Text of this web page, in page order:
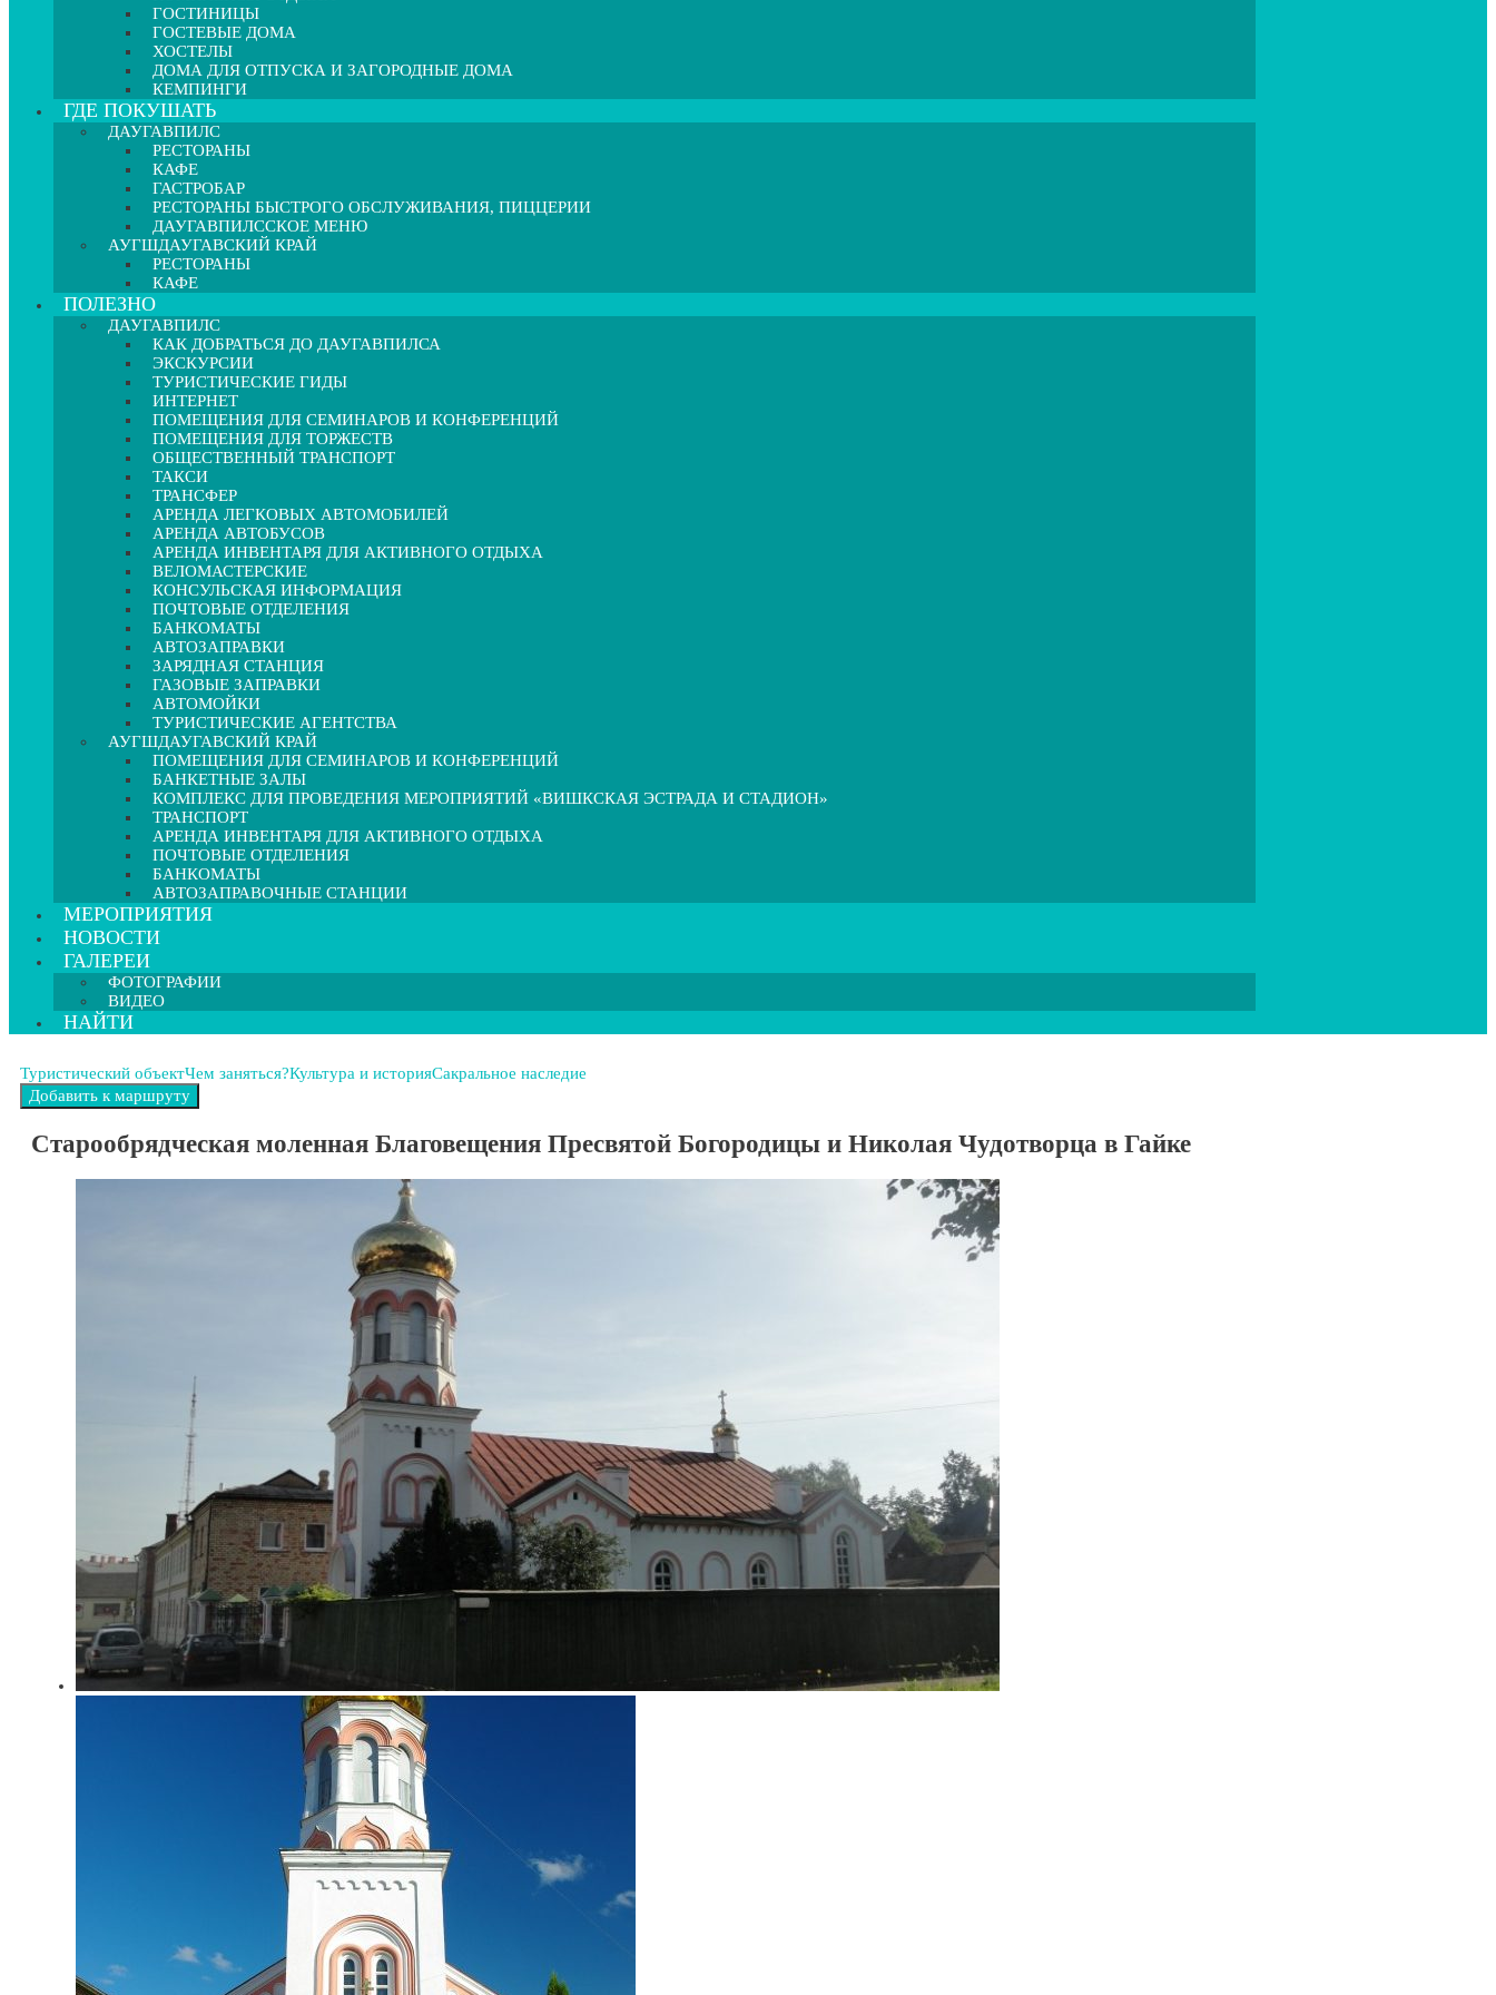
ГОСТИНИЦЫ
ГОСТЕВЫЕ ДОМА
ХОСТЕЛЫ
ДОМА ДЛЯ ОТПУСКА И ЗАГОРОДНЫЕ ДОМА
КЕМПИНГИ
ГДЕ ПОКУШАТЬ
ДАУГАВПИЛС
РЕСТОРАНЫ
КАФЕ
ГАСТРОБАР
РЕСТОРАНЫ БЫСТРОГО ОБСЛУЖИВАНИЯ, ПИЦЦЕРИИ
ДАУГАВПИЛССКОЕ МЕНЮ
АУГШДАУГАВСКИЙ КРАЙ
РЕСТОРАНЫ
КАФЕ
ПОЛЕЗНО
ДАУГАВПИЛС
КАК ДОБРАТЬСЯ ДО ДАУГАВПИЛСА
ЭКСКУРСИИ
ТУРИСТИЧЕСКИЕ ГИДЫ
ИНТЕРНЕТ
ПОМЕЩЕНИЯ ДЛЯ СЕМИНАРОВ И КОНФЕРЕНЦИЙ
ПОМЕЩЕНИЯ ДЛЯ ТОРЖЕСТВ
ОБЩЕСТВЕННЫЙ ТРАНСПОРТ
ТАКСИ
ТРАНСФЕР
АРЕНДА ЛЕГКОВЫХ АВТОМОБИЛЕЙ
АРЕНДА АВТОБУСОВ
АРЕНДА ИНВЕНТАРЯ ДЛЯ АКТИВНОГО ОТДЫХА
ВЕЛОМАСТЕРСКИЕ
КОНСУЛЬСКАЯ ИНФОРМАЦИЯ
ПОЧТОВЫЕ ОТДЕЛЕНИЯ
БАНКОМАТЫ
АВТОЗАПРАВКИ
ЗАРЯДНАЯ СТАНЦИЯ
ГАЗОВЫЕ ЗАПРАВКИ
АВТОМОЙКИ
ТУРИСТИЧЕСКИЕ АГЕНТСТВА
АУГШДАУГАВСКИЙ КРАЙ
ПОМЕЩЕНИЯ ДЛЯ СЕМИНАРОВ И КОНФЕРЕНЦИЙ
БАНКЕТНЫЕ ЗАЛЫ
КОМПЛЕКС ДЛЯ ПРОВЕДЕНИЯ МЕРОПРИЯТИЙ «ВИШКСКАЯ ЭСТРАДА И СТАДИОН»
ТРАНСПОРТ
АРЕНДА ИНВЕНТАРЯ ДЛЯ АКТИВНОГО ОТДЫХА
ПОЧТОВЫЕ ОТДЕЛЕНИЯ
БАНКОМАТЫ
АВТОЗАПРАВОЧНЫЕ СТАНЦИИ
МЕРОПРИЯТИЯ
НОВОСТИ
ГАЛЕРЕИ
ФОТОГРАФИИ
ВИДЕО
НАЙТИ
Туристический объектЧем заняться?Культура и историяСакральное наследие
Старообрядческая молeнная Благовещения Пресвятой Богородицы и Николая Чудотворца в Гайке